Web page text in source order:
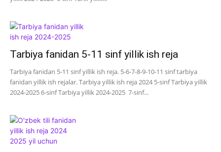
Tarbiya fanidan 5-11 sinf yillik ish reja
Tarbiya fanidan 5-11 sinf yillik ish reja. 5-6-7-8-9-10-11 sinf tarbiya
fanidan yillik ish rejalar. Tarbiya yillik ish reja 2024 5-sinf Tarbiya yillik
2024-2025 6-sinf Tarbiya yillik 2024-2025 7-sinf...